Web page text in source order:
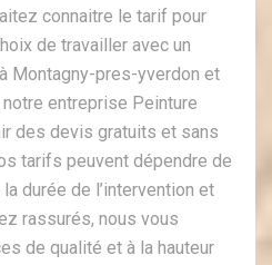
connaitre le tarif pour
de travailler avec un
Montagny-pres-yverdon et
entreprise Peinture
des devis gratuits et sans
tarifs peuvent dépendre de
durée de l’intervention et
rassurés, nous vous
de qualité et à la hauteur